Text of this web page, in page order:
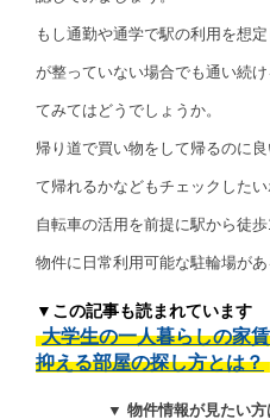
もし通勤や通学で駅の利用を想
が整っていない場合でも通い続
てみてはどうでしょうか。
帰り道で買い物をして帰るのに
て帰れるかなどもチェックしたい
自転車の活用を前提に駅から徒
物件に日常利用可能な駐輪場が
▼この記事も読まれています
大学生の一人暮らしの家
抑える部屋の探し方とは？
▼ 物件情報が見たい